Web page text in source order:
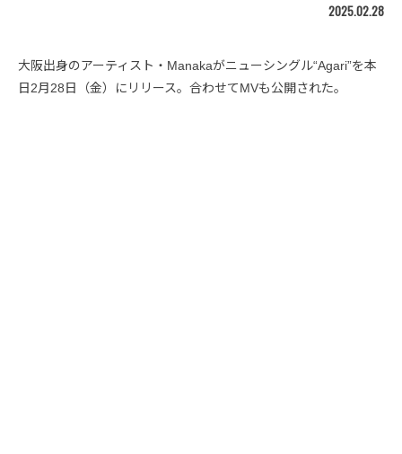
2025.02.28
大阪出身のアーティスト・Manakaがニューシングル“Agari”を本
日2月28日（金）にリリース。合わせてMVも公開された。